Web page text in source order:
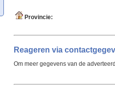
Provincie:
Reageren via
Om meer gegevens van de